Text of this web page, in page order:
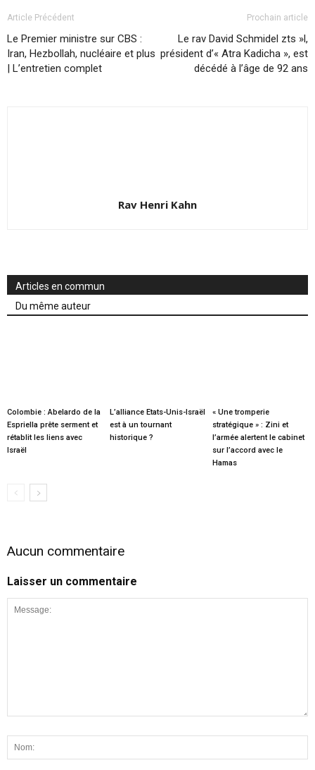
Article Précédent
Le Premier ministre sur CBS :
Iran, Hezbollah, nucléaire et plus
| L’entretien complet
Prochain article
Le rav David Schmidel zts »l,
président d’« Atra Kadicha », est
décédé à l’âge de 92 ans
Rav Henri Kahn
Articles en commun
Du même auteur
Colombie : Abelardo de la
Espriella prête serment et
rétablit les liens avec
Israël
L’alliance Etats-Unis-Israël
est à un tournant
historique ?
« Une tromperie
stratégique » : Zini et
l’armée alertent le cabinet
sur l’accord avec le
Hamas
Aucun commentaire
Laisser un commentaire